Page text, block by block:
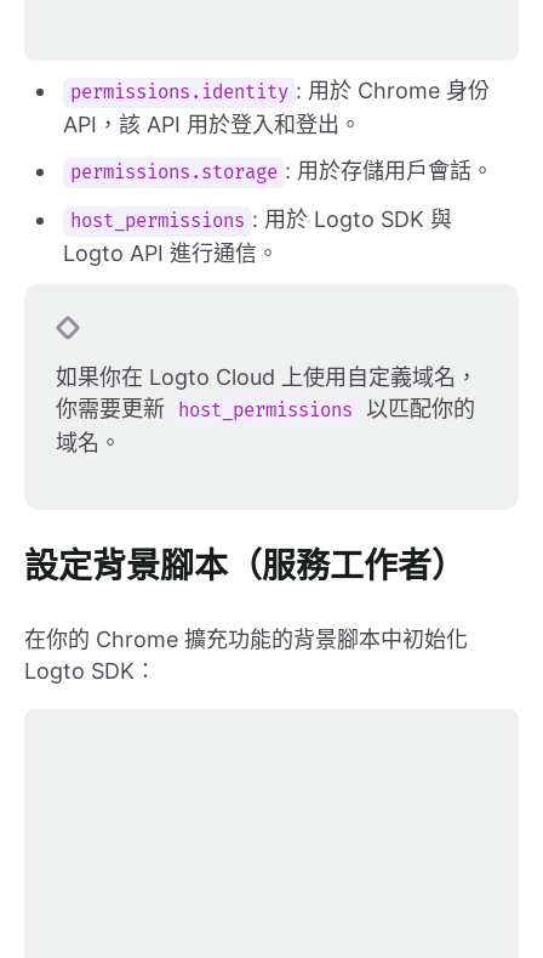
permissions.identity : 用於 Chrome 身份
API，該 API 用於登入和登出。
permissions.storage : 用於存儲用戶會話。
host_permissions : 用於 Logto SDK 與
Logto API 進行通信。
如果你在 Logto Cloud 上使用自定義域名，
你需要更新
host_permissions
以匹配你的
域名。
設定背景腳本（服務工作者）
在你的 Chrome 擴充功能的背景腳本中初始化
Logto SDK：